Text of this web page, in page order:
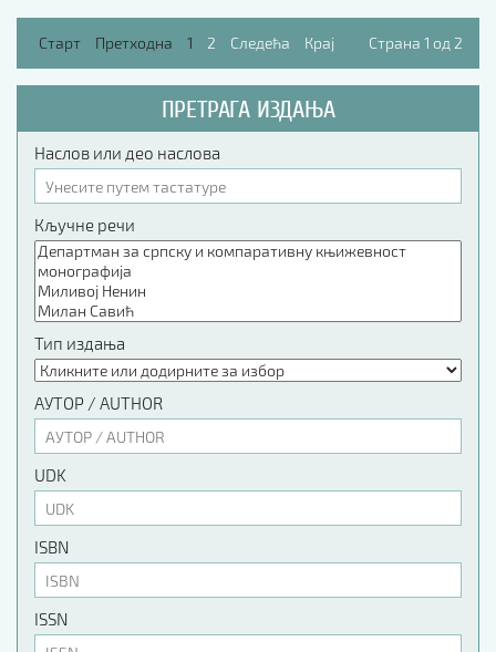
Старт Претходна 1 2 Следећа Крај Страна 1 од 2
ПРЕТРАГА ИЗДАЊА
Наслов или део наслова
Кључне речи
Тип издања
АУТОР / AUTHOR
UDK
ISBN
ISSN